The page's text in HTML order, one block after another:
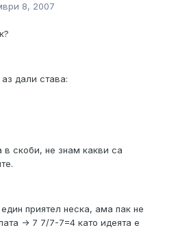
8, 2007
дали става:
скоби, не знам какви са
приятел неска, ама пак не
-> 7 7/7-7=4 като идеята е